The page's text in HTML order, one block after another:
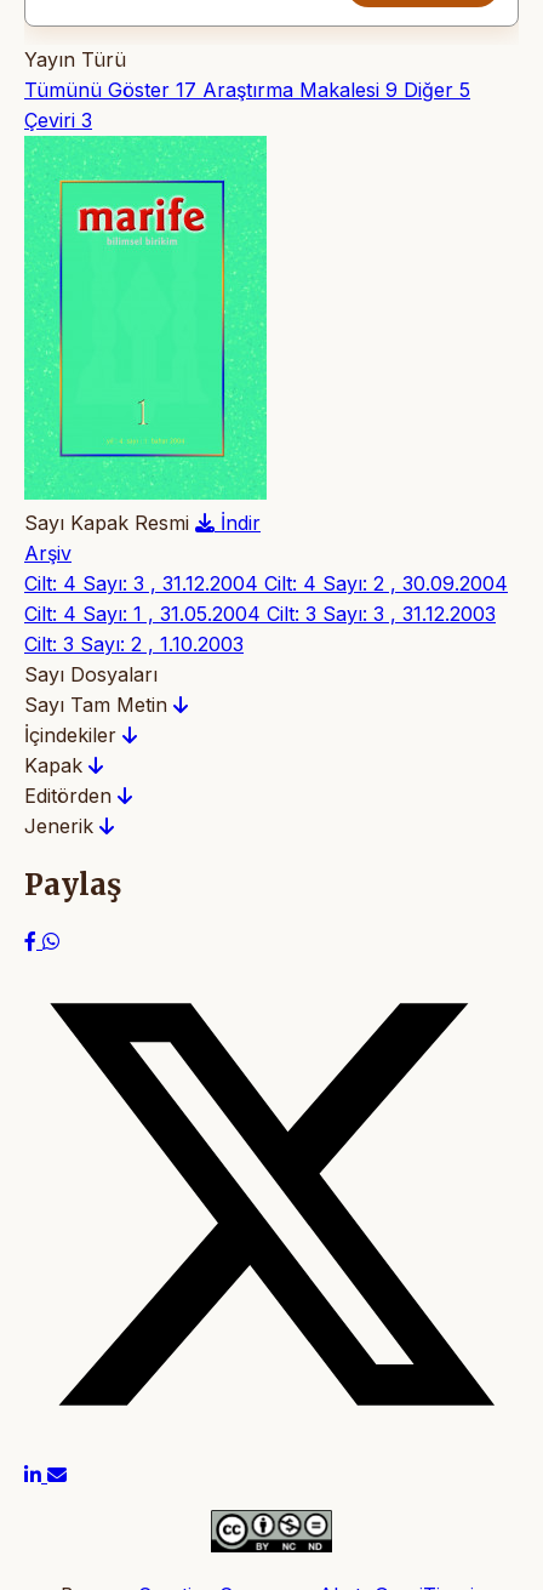
Yayın Türü
Tümünü Göster 17 Araştırma Makalesi 9 Diğer 5
Çeviri 3
Sayı Kapak Resmi
İndir
Arşiv
Cilt: 4 Sayı: 3 , 31.12.2004 Cilt: 4 Sayı: 2 , 30.09.2004
Cilt: 4 Sayı: 1 , 31.05.2004 Cilt: 3 Sayı: 3 , 31.12.2003
Cilt: 3 Sayı: 2 , 1.10.2003
Sayı Dosyaları
Sayı Tam Metin
İçindekiler
Kapak
Editörden
Jenerik
Paylaş